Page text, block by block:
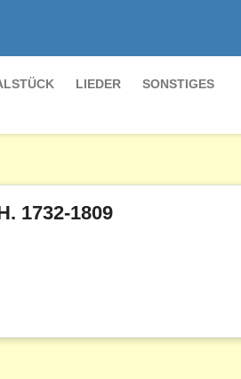
LIEDER SONSTIGES
1732-1809